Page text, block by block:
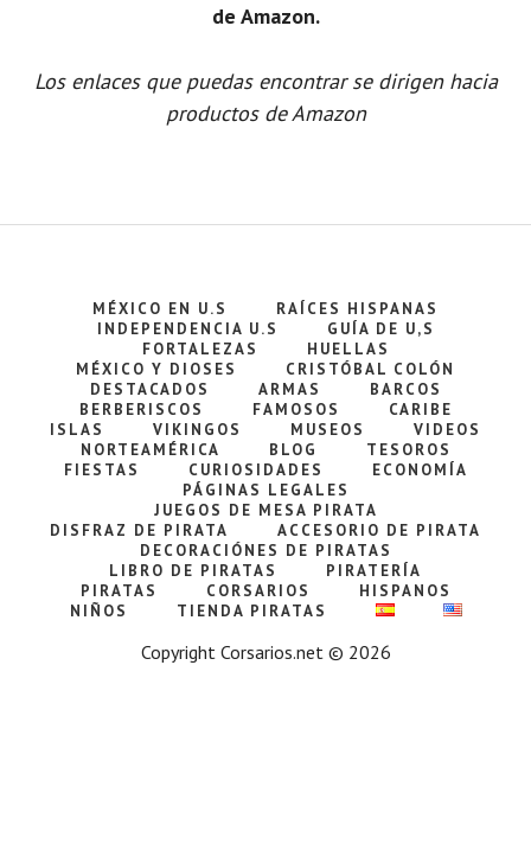
de Amazon.
Los enlaces que puedas encontrar se dirigen hacia
productos de Amazon
MÉXICO EN U.S
RAÍCES HISPANAS
INDEPENDENCIA U.S
GUÍA DE U,S
FORTALEZAS
HUELLAS
MÉXICO Y DIOSES
CRISTÓBAL COLÓN
DESTACADOS
ARMAS
BARCOS
BERBERISCOS
FAMOSOS
CARIBE
ISLAS
VIKINGOS MUSEOS
VIDEOS
NORTEAMÉRICA
BLOG
TESOROS
FIESTAS
CURIOSIDADES
ECONOMÍA
PÁGINAS LEGALES
JUEGOS DE MESA PIRATA
DISFRAZ DE PIRATA
ACCESORIO DE PIRATA
DECORACIÓNES DE PIRATAS
LIBRO DE PIRATAS
PIRATERÍA
PIRATAS
CORSARIOS
HISPANOS
NIÑOS
TIENDA PIRATAS
Copyright Corsarios.net © 2026